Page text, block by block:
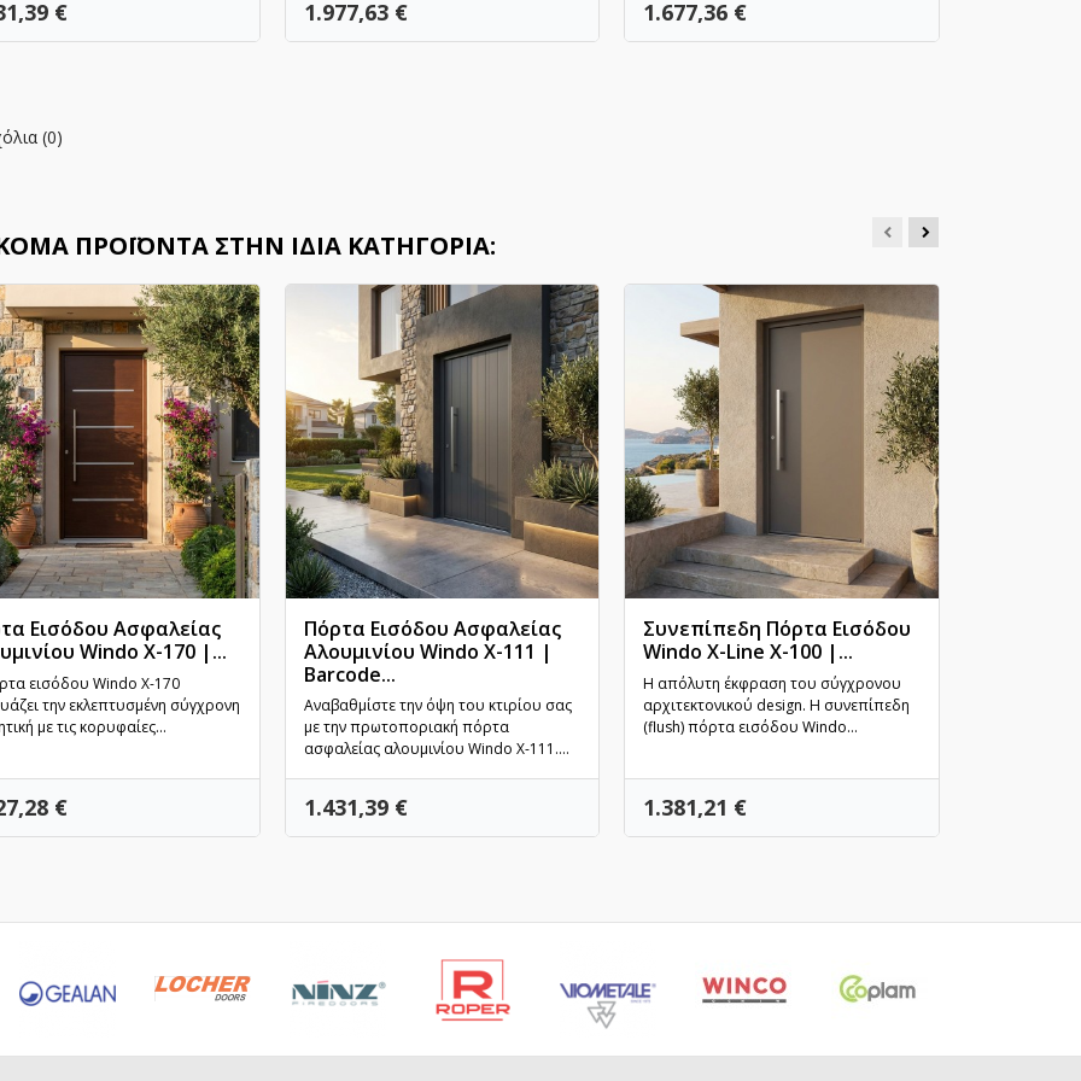
€ Τιμή
1.977,63 € Τιμή
1.677,36 €
(0)
ΠΡΟΪΌΝΤΑ ΣΤΗΝ ΊΔΙΑ ΚΑΤΗΓΟΡΊΑ:
Γρήγορη προβολή
Εισόδου Ασφαλείας
Windo X-170 |...
εισόδου Windo X-170
την εκλεπτυσμένη σύγχρονη
με τις κορυφαίες...
€
Πόρτα Εισόδου Ασφαλείας
Αλουμινίου Windo X-111 |
Barcode...
Αναβαθμίστε την όψη του κτιρίου σας
με την πρωτοποριακή πόρτα
ασφαλείας αλουμινίου Windo X-111....
Τιμή
1.431,39 €
Γρήγορη προβολή
Συνεπίπεδη Πόρτα Εισόδου
Windo X-Line X-100 |...
Η απόλυτη έκφραση του σύγχρονου
αρχιτεκτονικού design. Η συνεπίπεδη
(flush) πόρτα εισόδου Windo...
Τιμή
1.381,21 €